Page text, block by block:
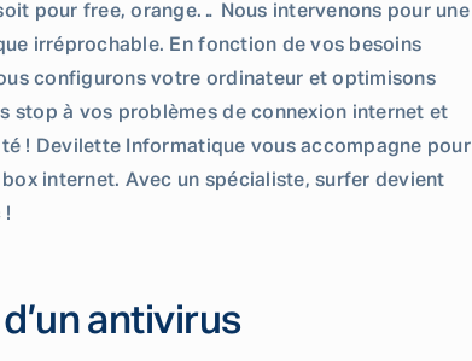
pour free, orange… Nous intervenons pour une
irréprochable. En fonction de vos besoins
configurons votre ordinateur et optimisons
stop à vos problèmes de connexion internet et
! Devilette Informatique vous accompagne pour
internet. Avec un spécialiste, surfer devient
!
antivirus